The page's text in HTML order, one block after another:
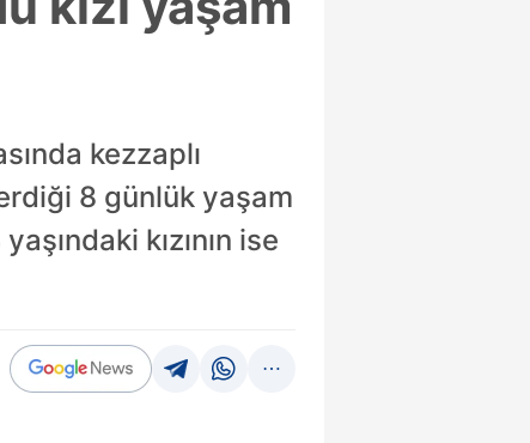
kezzaplı
8 günlük yaşam
kızının ise